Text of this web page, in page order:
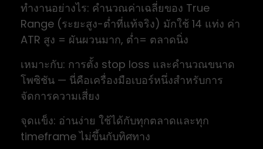
ทำงานอย่างไร: คำนวณค่าเฉลี่ยของ True
Range (ระยะสูง-ต่ำที่แท้จริง) มักใช้ 14 แท่ง ค่า
ATR สูง = ผันผวนมาก, ต่ำ= ตลาดนิ่ง
เหมาะกับ: การตั้ง stop loss และคำนวณขนาด
โพซิชัน — นี่คือเครื่องมือเบอร์หนึ่งสำหรับการ
จัดการความเสี่ยง
จุดแข็ง: อ่านง่าย ใช้ได้กับทุกตลาดและทุก
timeframe ไม่ขึ้นกับทิศทาง